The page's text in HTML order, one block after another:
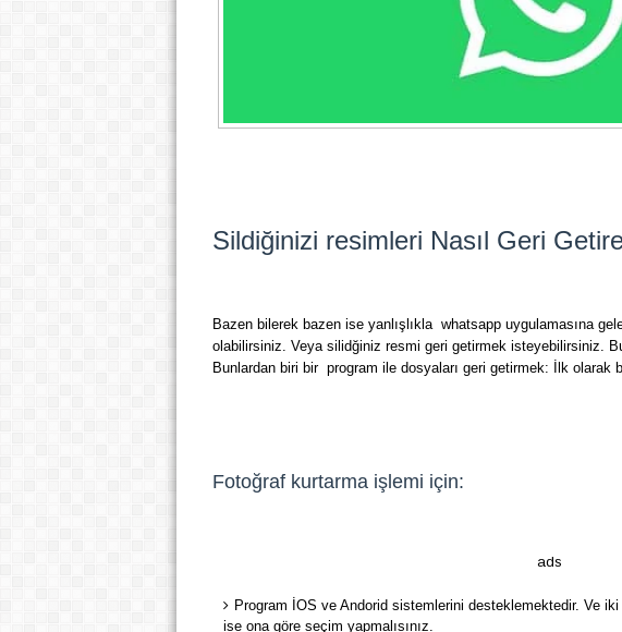
Sildiğinizi resimleri Nasıl Geri
Bazen bilerek bazen ise yanlışlıkla whatsapp uygulamasına
olabilirsiniz. Veya silidğiniz resmi geri getirmek isteyebilirsiniz.
Bunlardan biri bir program ile dosyaları geri getirmek: İlk olarak
Fotoğraf kurtarma işlemi için:
ads
Program İOS ve Andorid sistemlerini desteklemektedir. Ve
ise ona göre seçim yapmalısınız.